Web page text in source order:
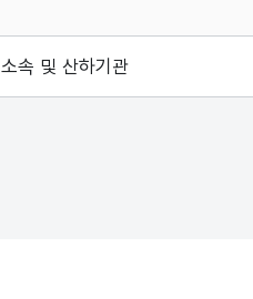
소속 및 산하기관